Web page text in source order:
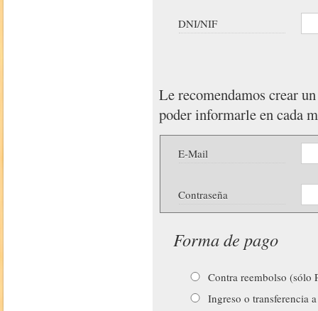
DNI/NIF
Le recomendamos crear
poder informarle en cada
E-Mail
Contraseña
Forma de pago
Contra reembolso (sólo
Ingreso o transferencia